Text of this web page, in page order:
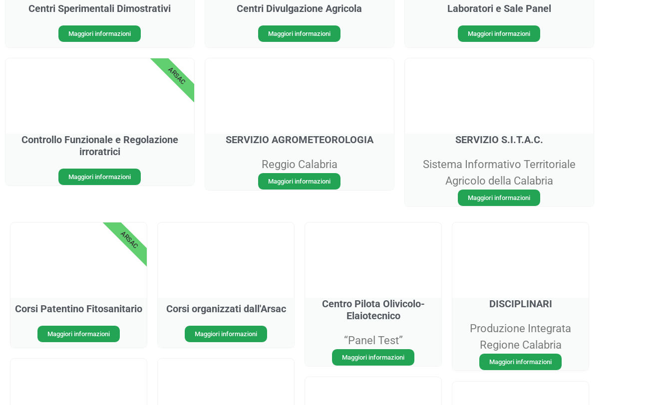
Centri Sperimentali Dimostrativi
Maggiori informazioni
Controllo Funzionale e Regolazione
irroratrici
Maggiori informazioni
ARSAC
Centri Divulgazione Agricola
Maggiori informazioni
SERVIZIO AGROMETEOROLOGIA
Reggio Calabria
Maggiori informazioni
Laboratori e Sale Panel
Maggiori informazioni
SERVIZIO S.I.T.A.C.
Sistema Informativo Territoriale
Agricolo della Calabria
Maggiori informazioni
Corsi Patentino Fitosanitario
Maggiori informazioni
ARSAC
Corsi organizzati dall'Arsac
Maggiori informazioni
Centro Pilota Olivicolo-
Elaiotecnico
“Panel Test”
Maggiori informazioni
DISCIPLINARI
Produzione Integrata
Regione Calabria
Maggiori informazioni